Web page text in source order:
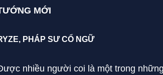
MỚI
PHÁP SƯ CỔ NGỮ
nhiều người coi là một trong